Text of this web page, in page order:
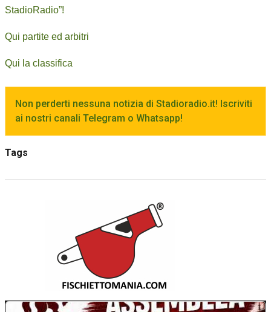
StadioRadio”!
Qui partite ed arbitri
Qui la classifica
Non perderti nessuna notizia di Stadioradio.it! Iscriviti
ai nostri canali Telegram o Whatsapp!
Tags